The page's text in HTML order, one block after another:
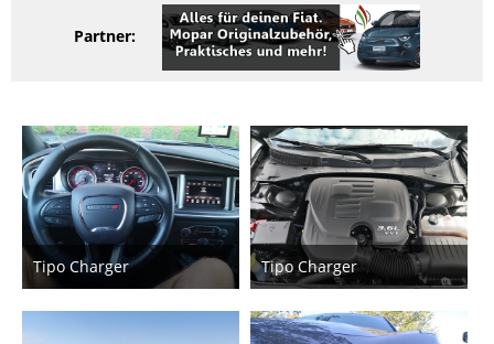
Partner:
Tipo Charger
3. Oktober 2019
6
Tipo Charger
3. Oktober 2019
6